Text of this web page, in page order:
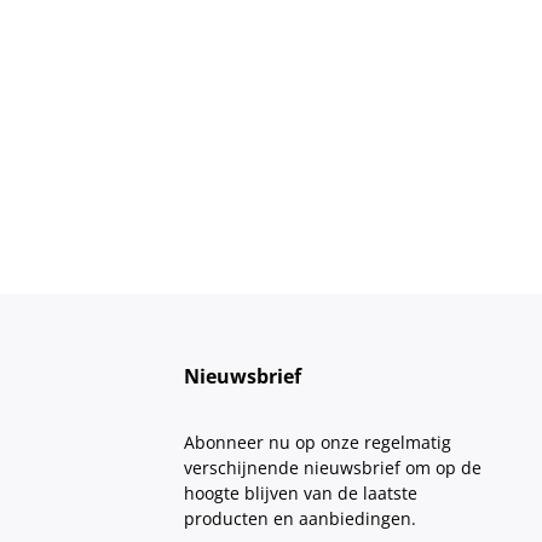
Nieuwsbrief
Abonneer nu op onze regelmatig
verschijnende nieuwsbrief om op de
hoogte blijven van de laatste
producten en aanbiedingen.